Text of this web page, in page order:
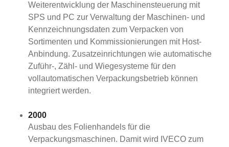
Weiterentwicklung der Maschinensteuerung mit
SPS und PC zur Verwaltung der Maschinen- und
Kennzeichnungsdaten zum Verpacken von
Sortimenten und Kommissionierungen mit Host-
Anbindung. Zusatzeinrichtungen wie automatische
Zuführ-, Zähl- und Wiegesysteme für den
vollautomatischen Verpackungsbetrieb können
integriert werden.
2000
Ausbau des Folienhandels für die
Verpackungsmaschinen. Damit wird IVECO zum